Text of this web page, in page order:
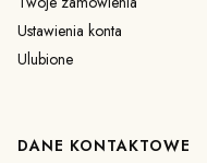
Ustawienia konta
Ulubione
DANE KONTAKTOWE